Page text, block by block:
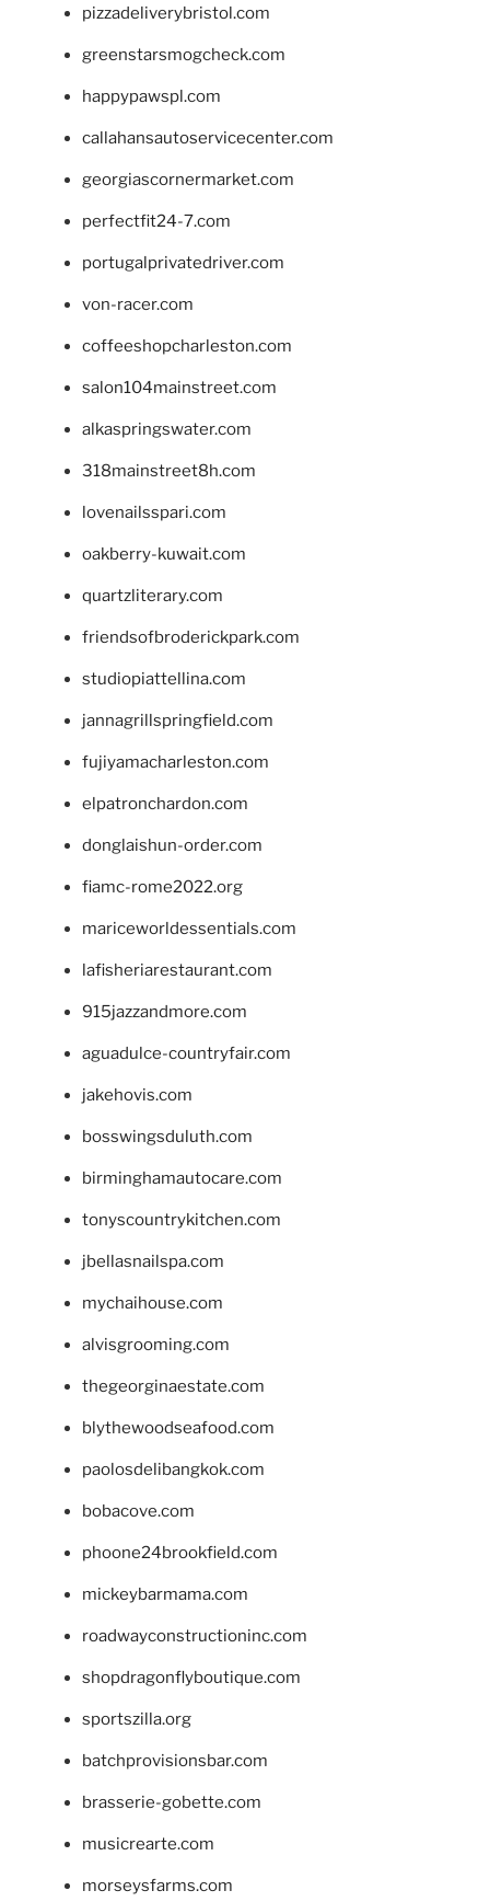
pizzadeliverybristol.com
greenstarsmogcheck.com
happypawspl.com
callahansautoservicecenter.com
georgiascornermarket.com
perfectfit24-7.com
portugalprivatedriver.com
von-racer.com
coffeeshopcharleston.com
salon104mainstreet.com
alkaspringswater.com
318mainstreet8h.com
lovenailsspari.com
oakberry-kuwait.com
quartzliterary.com
friendsofbroderickpark.com
studiopiattellina.com
jannagrillspringfield.com
fujiyamacharleston.com
elpatronchardon.com
donglaishun-order.com
fiamc-rome2022.org
mariceworldessentials.com
lafisheriarestaurant.com
915jazzandmore.com
aguadulce-countryfair.com
jakehovis.com
bosswingsduluth.com
birminghamautocare.com
tonyscountrykitchen.com
jbellasnailspa.com
mychaihouse.com
alvisgrooming.com
thegeorginaestate.com
blythewoodseafood.com
paolosdelibangkok.com
bobacove.com
phoone24brookfield.com
mickeybarmama.com
roadwayconstructioninc.com
shopdragonflyboutique.com
sportszilla.org
batchprovisionsbar.com
brasserie-gobette.com
musicrearte.com
morseysfarms.com